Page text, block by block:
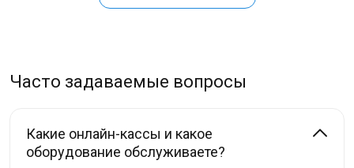
Часто задаваемые вопросы
Какие онлайн-кассы и какое
оборудование обслуживаете?